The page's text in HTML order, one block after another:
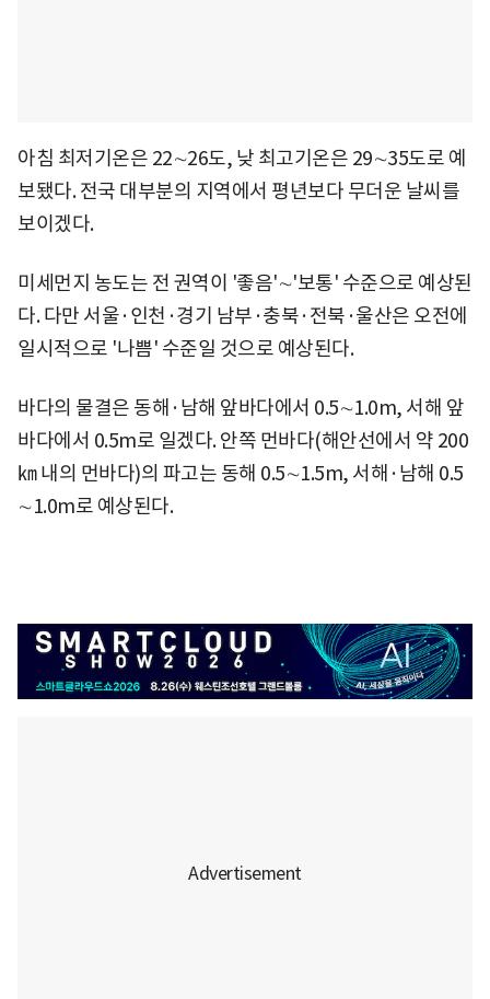
아침 최저기온은 22∼26도, 낮 최고기온은 29∼35도로 예
보됐다. 전국 대부분의 지역에서 평년보다 무더운 날씨를
보이겠다.
미세먼지 농도는 전 권역이 '좋음'∼'보통' 수준으로 예상된
다. 다만 서울·인천·경기 남부·충북·전북·울산은 오전에
일시적으로 '나쁨' 수준일 것으로 예상된다.
바다의 물결은 동해·남해 앞바다에서 0.5∼1.0m, 서해 앞
바다에서 0.5m로 일겠다. 안쪽 먼바다(해안선에서 약 200
㎞ 내의 먼바다)의 파고는 동해 0.5∼1.5m, 서해·남해 0.5
∼1.0m로 예상된다.